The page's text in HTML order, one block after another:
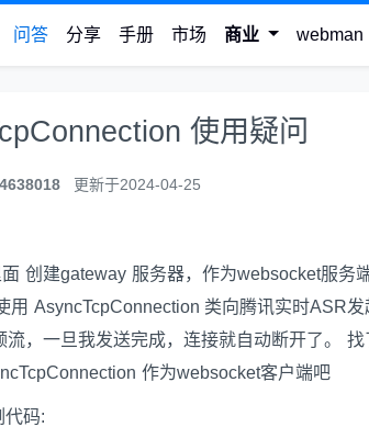
问答 分享 手册 市场 商业 webman
使用疑问
更新于2024-04-25
创建gateway 服务器，作为websocket服务
用 AsyncTcpConnection 类向腾讯实时ASR
流，一旦我发送完成，连接就自动断开了。
作为websocket客户端吧
代码: